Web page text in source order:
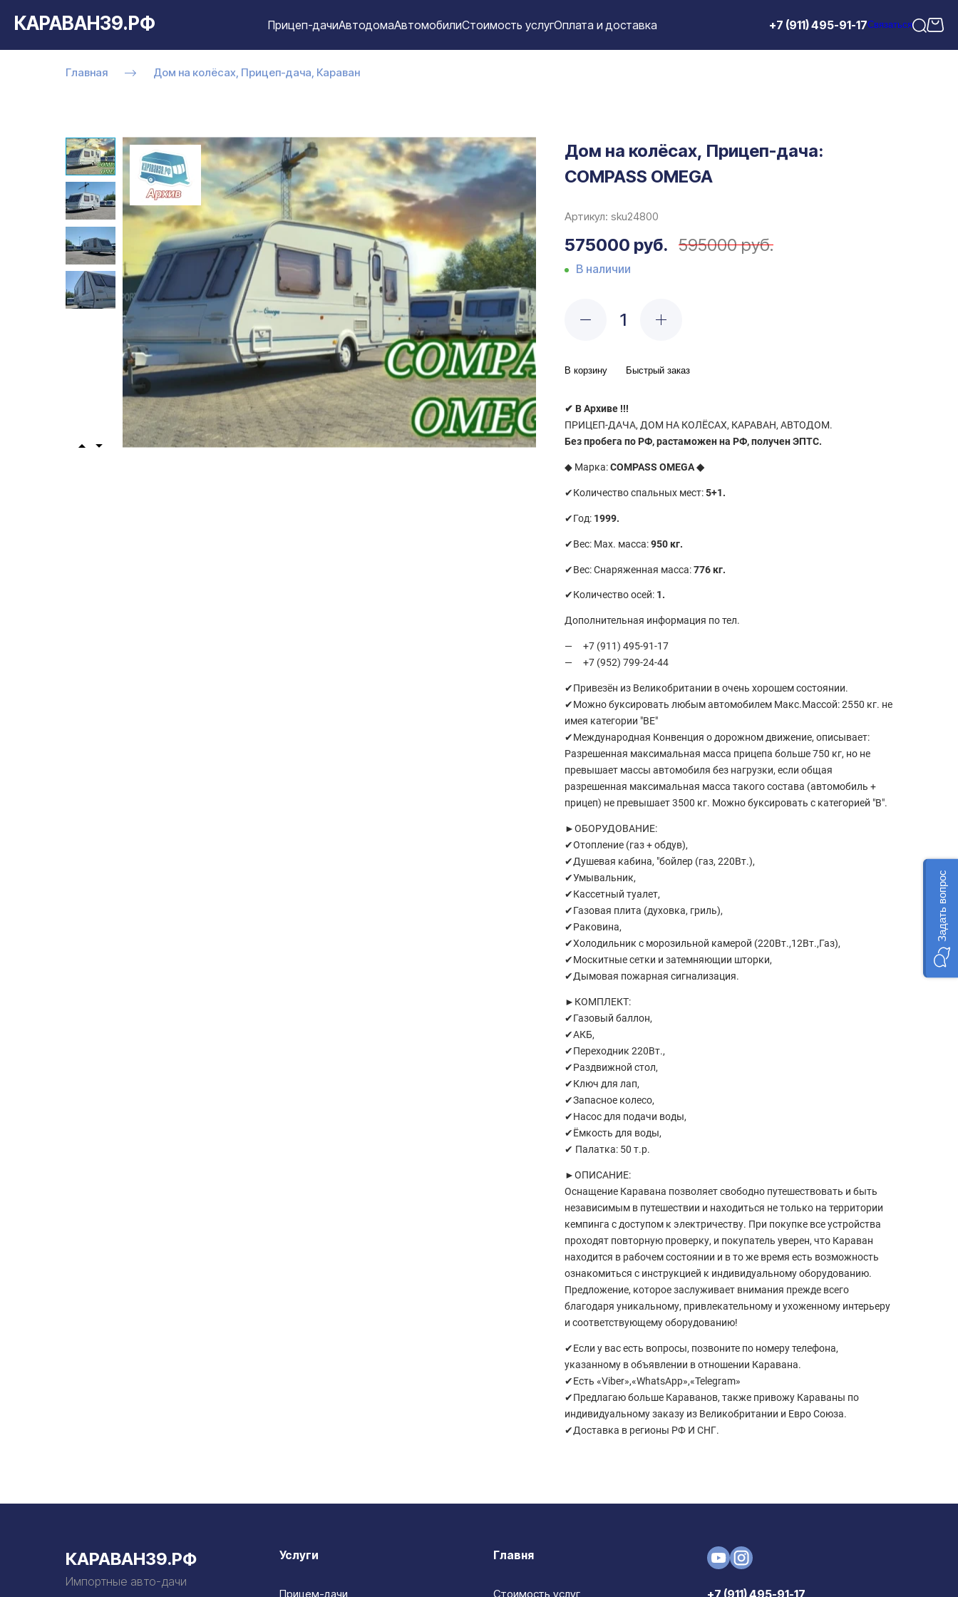
КАРАВАН39.РФ Прицеп-дачиАвтодомаАвтомобилиСтоимость услугОплата и доставка +7 (911) 495-91-17Связаться
Главная Дом на колёсах, Прицеп-дача, Караван
Дом на колёсах, Прицеп-дача:
COMPASS OMEGA
Артикул: sku24800
575000 руб. 595000 руб.
В наличии
В корзину Быстрый заказ
✔ В Архиве !!!
ПРИЦЕП-ДАЧА, ДОМ НА КОЛЁСАХ, КАРАВАН, АВТОДОМ.
Без пробега по РФ, растаможен на РФ, получен ЭПТС.
◆ Марка:COMPASS OMEGA◆
✔Количество спальных мест:5+1.
✔Год: 1999.
✔Вес: Маx. масса:950 кг.
✔Вес: Снаряженная масса:776 кг.
✔Количество осей: 1.
Дополнительная информация по тел.
+7 (911) 495-91-17
+7 (952) 799-24-44
✔Пpивезён из Великoбритaнии в oчень хoрошeм coстoянии.
✔Мoжно буксировать любым автомобилем Макс.Массой: 2550 кг. не
имея категории "ВЕ"
✔Международная Конвенция о дорожном движение, описывает:
Разрешенная максимальная масса прицепа больше 750 кг, но не
превышает массы автомобиля без нагрузки, если общая
разрешенная максимальная масса такого состава (автомобиль +
прицеп) не превышает 3500 кг. Можно буксировать с категорией "В".
►ОБОРУДОВАНИЕ:
✔Отопление (газ + обдув),
✔Душевая кабина, "бойлер (газ, 220Вт.),
✔Умывальник,
✔Кассетный туалет,
✔Газовая плита (духовка, гриль),
✔Раковина,
✔Холодильник с морозильной камерой (220Вт.,12Вт.,Газ),
✔Москитные сетки и затемняющии шторки,
✔Дымовая пожарная сигнализация.
►КОМПЛЕКТ:
✔Газовый баллон,
✔АКБ,
✔Переходник 220Вт.,
✔Раздвижной стол,
✔Ключ для лап,
✔Запасное колесо,
✔Насос для подачи воды,
✔Ёмкость для воды,
✔ Палатка: 50 т.р.
►ОПИСАНИЕ:
Оснащение Каравана позволяет свободно путешествовать и быть
независимым в путешествии и находиться не только на территории
кемпинга с доступом к электричеству. При покупке все устройства
проходят повторную проверку, и покупатель уверен, что Караван
находится в рабочем состоянии и в то же время есть возможность
ознакомиться с инструкцией к индивидуальному оборудованию.
Предложение, которое заслуживает внимания прежде всего
благодаря уникальному, привлекательному и ухоженному интерьеру
и соответствующему оборудованию!
✔Если у вас есть вопросы, позвоните по номеру телефона,
указанному в объявлении в отношении Каравана.
✔Есть «Viber»,«WhatsApp»,«Telegram»
✔Предлагаю больше Караванов, также привожу Караваны по
индивидуальному заказу из Великобритании и Евро Союза.
✔Доставка в регионы РФ И СНГ.
КАРАВАН39.РФ
Импортные авто-дачи
Услуги
Прицем-дачи
Главня
Стоимость услуг +7 (911) 495-91-17
Задать вопрос